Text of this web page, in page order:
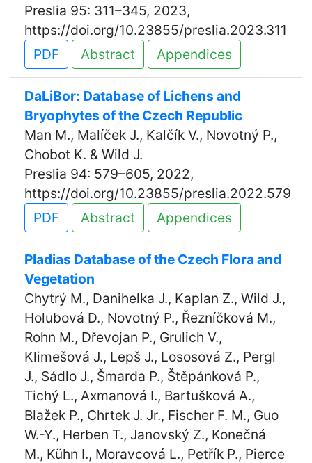
Preslia 95: 311–345, 2023,
https://doi.org/10.23855/preslia.2023.311
PDF
Abstract Appendices
DaLiBor: Database of Lichens and
Bryophytes of the Czech Republic
Man M., Malíček J., Kalčík V., Novotný P.,
Chobot K. & Wild J.
Preslia 94: 579–605, 2022,
https://doi.org/10.23855/preslia.2022.579
PDF
Abstract Appendices
Pladias Database of the Czech Flora and
Vegetation
Chytrý M., Danihelka J., Kaplan Z., Wild J.,
Holubová D., Novotný P., Řezníčková M.,
Rohn M., Dřevojan P., Grulich V.,
Klimešová J., Lepš J., Lososová Z., Pergl
J., Sádlo J., Šmarda P., Štěpánková P.,
Tichý L., Axmanová I., Bartušková A.,
Blažek P., Chrtek J. Jr., Fischer F. M., Guo
W.-Y., Herben T., Janovský Z., Konečná
M., Kühn I., Moravcová L., Petřík P., Pierce